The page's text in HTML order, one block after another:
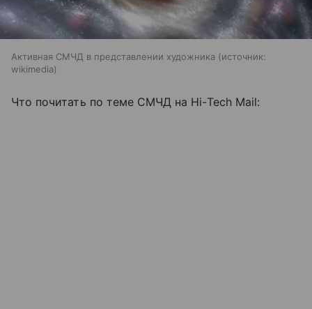
Активная СМЧД в представлении художника
источник:
wikimedia
Что почитать по теме СМЧД на Hi-Tech Mail: